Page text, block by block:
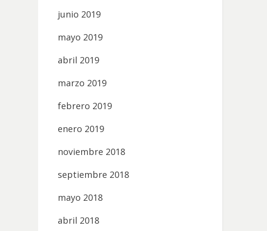
junio 2019
mayo 2019
abril 2019
marzo 2019
febrero 2019
enero 2019
noviembre 2018
septiembre 2018
mayo 2018
abril 2018